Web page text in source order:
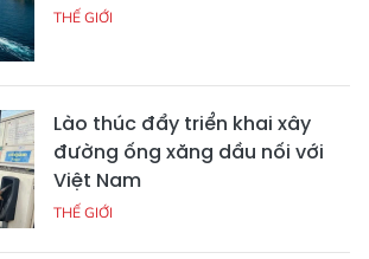
THẾ GIỚI
Lào thúc đẩy triển khai xây
đường ống xăng dầu nối với
Việt Nam
THẾ GIỚI